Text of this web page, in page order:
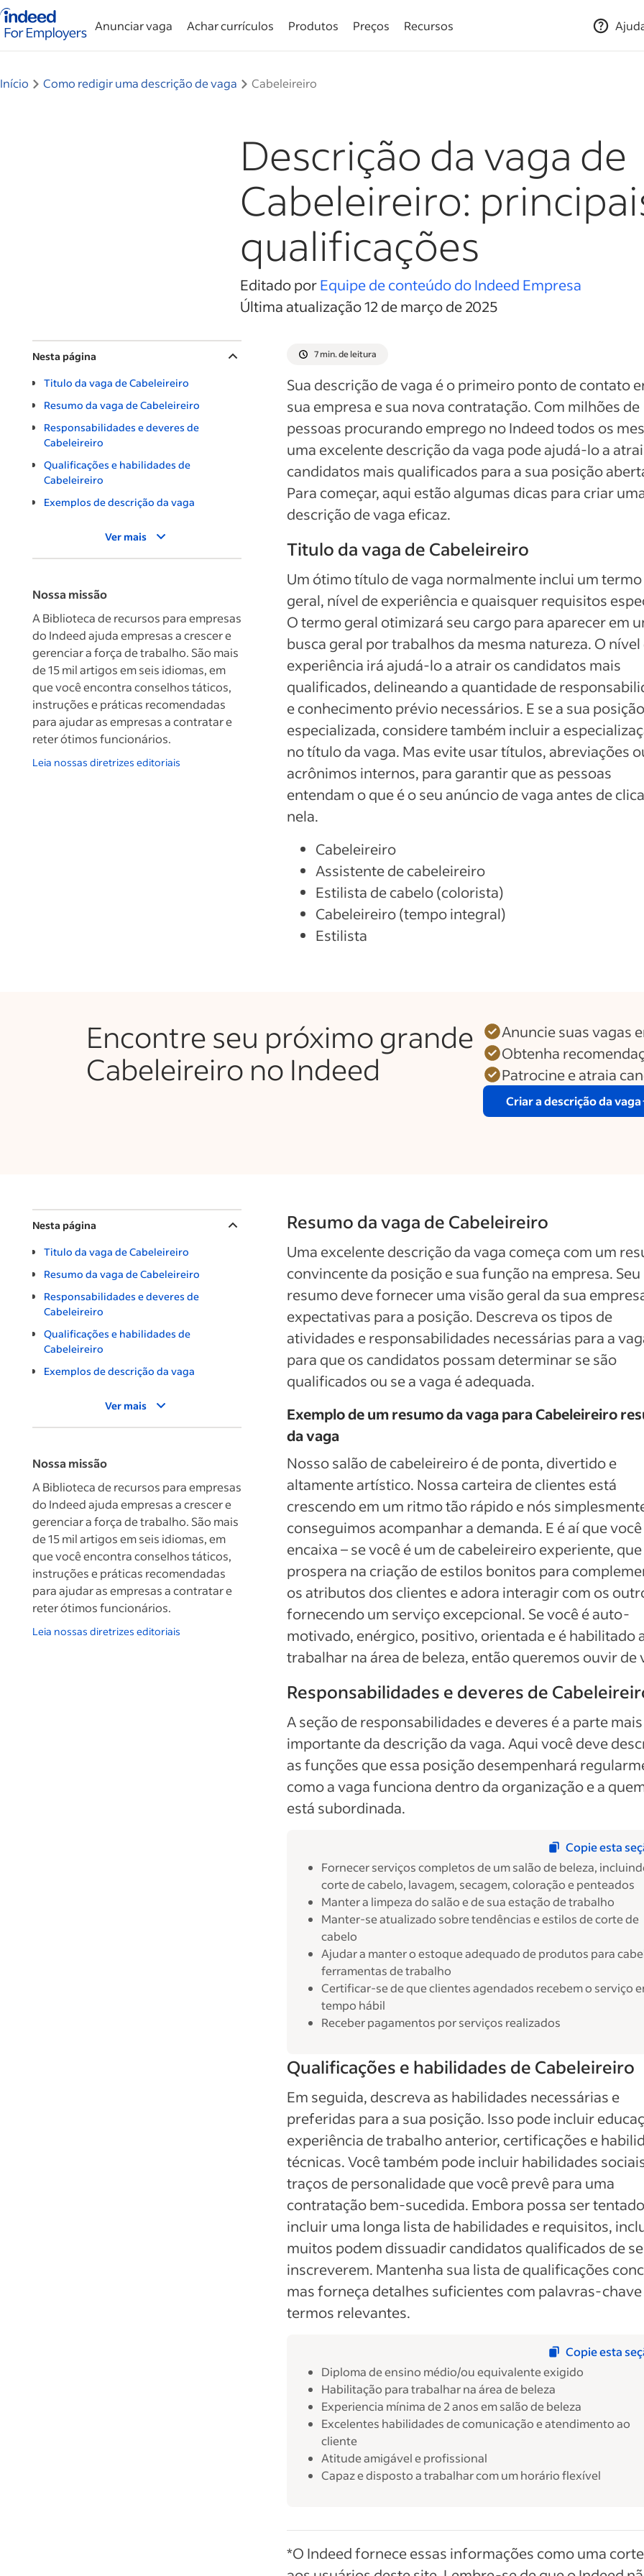
Página inicial do Indeed — Para empresas
Anunciar vaga Achar currículos Produtos Preços Recursos
Início Como redigir uma descrição de vaga Cabeleireiro
Descrição da vaga de
Cabeleireiro:
qualificações
Editado porEquipe de conteúdo do Indeed Empresa
Última atualização 12 de março de 2025
Nesta página
Titulo da vaga de Cabeleireiro
Resumo da vaga de Cabeleireiro
Responsabilidades e deveres de
Cabeleireiro
Qualificações e habilidades de
Cabeleireiro
Exemplos de descrição da vaga
Ver mais
Nossa missão
A Biblioteca de recursos para empresas
do Indeed ajuda empresas a crescer e
gerenciar a força de trabalho. São mais
de 15 mil artigos em seis idiomas, em
que você encontra conselhos táticos,
instruções e práticas recomendadas
para ajudar as empresas a contratar e
reter ótimos funcionários.
Leia nossas diretrizes editoriais
7 min. de leitura
Sua descrição de vaga é o primeiro ponto de contato
sua empresa e sua nova contratação. Com milhões de
pessoas procurando emprego no Indeed todos os
uma excelente descrição da vaga pode ajudá-lo a
candidatos mais qualificados para a sua posição
Para começar, aqui estão algumas dicas para criar
descrição de vaga eficaz.
Titulo da vaga de Cabeleireiro
Um ótimo título de vaga normalmente inclui um termo
geral, nível de experiência e quaisquer requisitos
O termo geral otimizará seu cargo para aparecer em
busca geral por trabalhos da mesma natureza. O nível
experiência irá ajudá-lo a atrair os candidatos mais
qualificados, delineando a quantidade de
e conhecimento prévio necessários. E se a sua
especializada, considere também incluir a
no título da vaga. Mas evite usar títulos, abreviações
acrônimos internos, para garantir que as pessoas
entendam o que é o seu anúncio de vaga antes de
nela.
Cabeleireiro
Assistente de cabeleireiro
Estilista de cabelo (colorista)
Cabeleireiro (tempo integral)
Estilista
Encontre seu próximo grande
Cabeleireiro no Indeed
Anuncie suas vagas
Obtenha
Patrocine e atraia
Criar a descrição da vaga
Nesta página
Titulo da vaga de Cabeleireiro
Resumo da vaga de Cabeleireiro
Responsabilidades e deveres de
Cabeleireiro
Qualificações e habilidades de
Cabeleireiro
Exemplos de descrição da vaga
Ver mais
Nossa missão
A Biblioteca de recursos para empresas
do Indeed ajuda empresas a crescer e
gerenciar a força de trabalho. São mais
de 15 mil artigos em seis idiomas, em
que você encontra conselhos táticos,
instruções e práticas recomendadas
para ajudar as empresas a contratar e
reter ótimos funcionários.
Leia nossas diretrizes editoriais
Resumo da vaga de Cabeleireiro
Uma excelente descrição da vaga começa com um
convincente da posição e sua função na empresa. Seu
resumo deve fornecer uma visão geral da sua
expectativas para a posição. Descreva os tipos de
atividades e responsabilidades necessárias para a
para que os candidatos possam determinar se são
qualificados ou se a vaga é adequada.
Exemplo de um resumo da vaga para Cabeleireiro
da vaga
Nosso salão de cabeleireiro é de ponta, divertido e
altamente artístico. Nossa carteira de clientes está
crescendo em um ritmo tão rápido e nós
conseguimos acompanhar a demanda. E é aí que
encaixa – se você é um de cabeleireiro experiente, que
prospera na criação de estilos bonitos para
os atributos dos clientes e adora interagir com os
fornecendo um serviço excepcional. Se você é auto-
motivado, enérgico, positivo, orientada e é habilitado
trabalhar na área de beleza, então queremos ouvir de
Responsabilidades e deveres de
A seção de responsabilidades e deveres é a parte mais
importante da descrição da vaga. Aqui você deve
as funções que essa posição desempenhará
como a vaga funciona dentro da organização e a
está subordinada.
Copie esta
Fornecer serviços completos de um salão de beleza,
corte de cabelo, lavagem, secagem, coloração e penteados
Manter a limpeza do salão e de sua estação de trabalho
Manter-se atualizado sobre tendências e estilos de corte de
cabelo
Ajudar a manter o estoque adequado de produtos para
ferramentas de trabalho
Certificar-se de que clientes agendados recebem o serviço
tempo hábil
Receber pagamentos por serviços realizados
Qualificações e habilidades de Cabeleireiro
Em seguida, descreva as habilidades necessárias e
preferidas para a sua posição. Isso pode incluir
experiência de trabalho anterior, certificações e
técnicas. Você também pode incluir habilidades
traços de personalidade que você prevê para uma
contratação bem-sucedida. Embora possa ser
incluir uma longa lista de habilidades e requisitos,
muitos podem dissuadir candidatos qualificados de se
inscreverem. Mantenha sua lista de qualificações
mas forneça detalhes suficientes com palavras-chave
termos relevantes.
Copie esta
Diploma de ensino médio/ou equivalente exigido
Habilitação para trabalhar na área de beleza
Experiencia mínima de 2 anos em salão de beleza
Excelentes habilidades de comunicação e atendimento ao
cliente
Atitude amigável e profissional
Capaz e disposto a trabalhar com um horário flexível
*O Indeed fornece essas informações como uma